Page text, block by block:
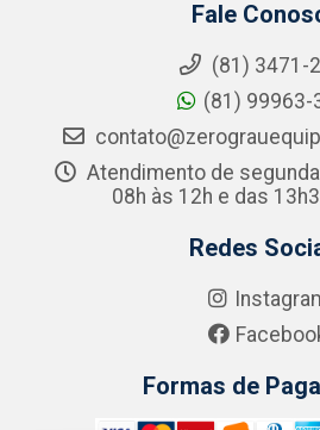
Fale
(81) 3471-
(81) 99963-
Atendimento de
08h às 12h e das
Redes
Formas de